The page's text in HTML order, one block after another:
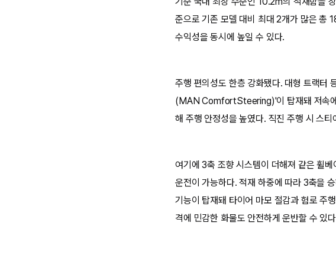
준으로 기존 모델 대비 최대 2개가 많은 총
수익성을 동시에 높일 수 있다.
주행 편의성도 한층 강화됐다. 대형 트랙터
(MAN ComfortSteering)'이 탑재돼 저속에
해 주행 안정성을 높였다. 직진 주행 시 스
여기에 3축 조향 시스템이 더해져 같은 휠
운전이 가능하다. 적재 하중에 따라 3축을
기능이 탑재돼 타이어 마모 절감과 험로 주
격에 민감한 화물도 안전하게 운반할 수 있